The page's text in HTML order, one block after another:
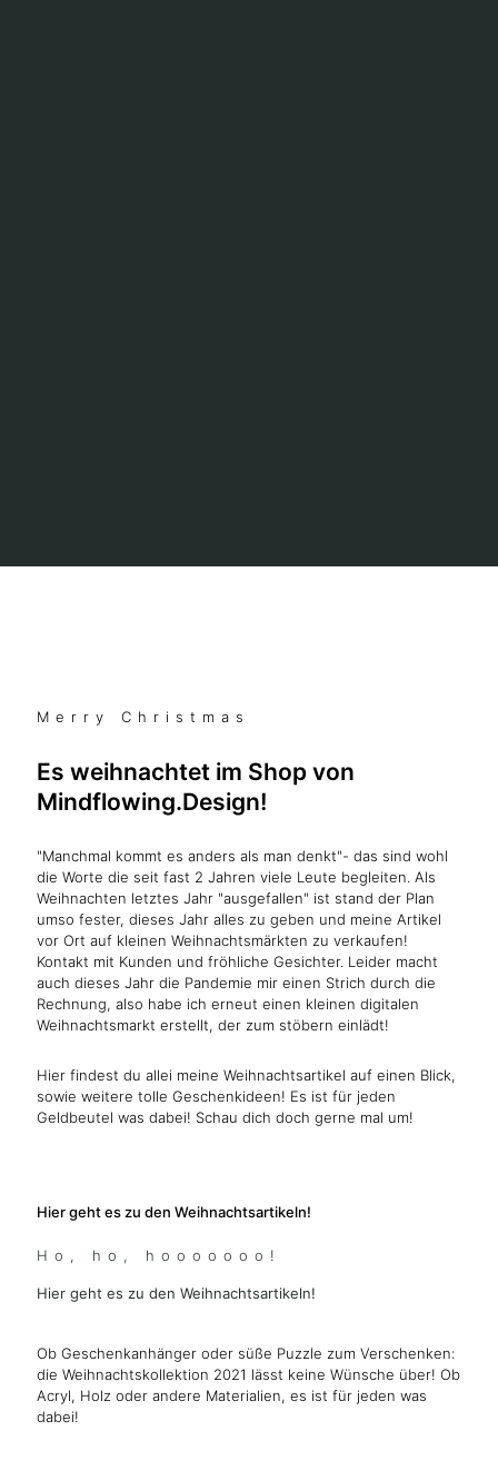
Merry Christmas
Es weihnachtet im Shop von
Mindflowing.Design!
"Manchmal kommt es anders als man denkt"- das sind wohl
die Worte die seit fast 2 Jahren viele Leute begleiten. Als
Weihnachten letztes Jahr "ausgefallen" ist stand der Plan
umso fester, dieses Jahr alles zu geben und meine Artikel
vor Ort auf kleinen Weihnachtsmärkten zu verkaufen!
Kontakt mit Kunden und fröhliche Gesichter. Leider macht
auch dieses Jahr die Pandemie mir einen Strich durch die
Rechnung, also habe ich erneut einen kleinen digitalen
Weihnachtsmarkt erstellt, der zum stöbern einlädt!
Hier findest du allei meine Weihnachtsartikel auf einen Blick,
sowie weitere tolle Geschenkideen! Es ist für jeden
Geldbeutel was dabei! Schau dich doch gerne mal um!
Hier geht es zu den Weihnachtsartikeln!
Ho, ho, hooooooo!
Hier geht es zu den Weihnachtsartikeln!
Ob Geschenkanhänger oder süße Puzzle zum Verschenken:
die Weihnachtskollektion 2021 lässt keine Wünsche über! Ob
Acryl, Holz oder andere Materialien, es ist für jeden was
dabei!